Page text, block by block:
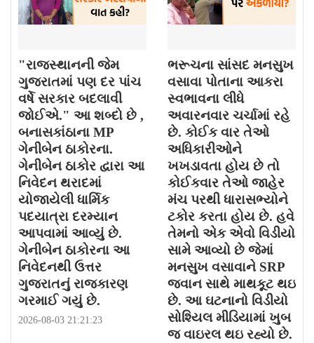
"રાજસ્થાનની જેમ
ગુજરાતમાં પણ દર પાંચ
વર્ષે સરકાર બદલાવી
જોઈએ." આ શબ્દો છે ,
બનાસકાંઠાના MP
ગેનીબેન ઠાકોરના.
ગેનીબેન ઠાકોર દ્વારા આ
નિવેદન થરાદમાં
યોજાયેલી ધાર્મિક
પદયાત્રા દરમ્યાન
આપવામાં આવ્યું છે.
ગેનીબેન ઠાકોરના આ
નિવેદનથી ઉત્તર
ગુજરાતનું રાજકારણ
ગરમાઈ ગયું છે.
2026-08-03 21:21:23
ભરૂચના સાંસદ મનસુખ
વસાવા પોતાના આકરા
સ્વભાવના લીધે
અવારનવાર ચર્ચામાં રહે
છે. કોઈક વાર તેઓ
અધિકારીઓને
ખખડાવતા હોય છે તો
કોઈકવાર તેઓ જાહેર
મંચ પરથી ધારાસભ્યોને
ટકોર કરતા હોય છે. હવે
તેમનો એક એવો વિડીયો
સામે આવ્યો છે જેમાં
મનસુખ વસાવાને SRP
જવાન સાથે માથકૂટ થઇ
છે. આ ઘટનાનો વિડીયો
સોશ્યિલ મીડિયામાં ખુબ
જ વાઇરલ થઇ રહ્યો છે.